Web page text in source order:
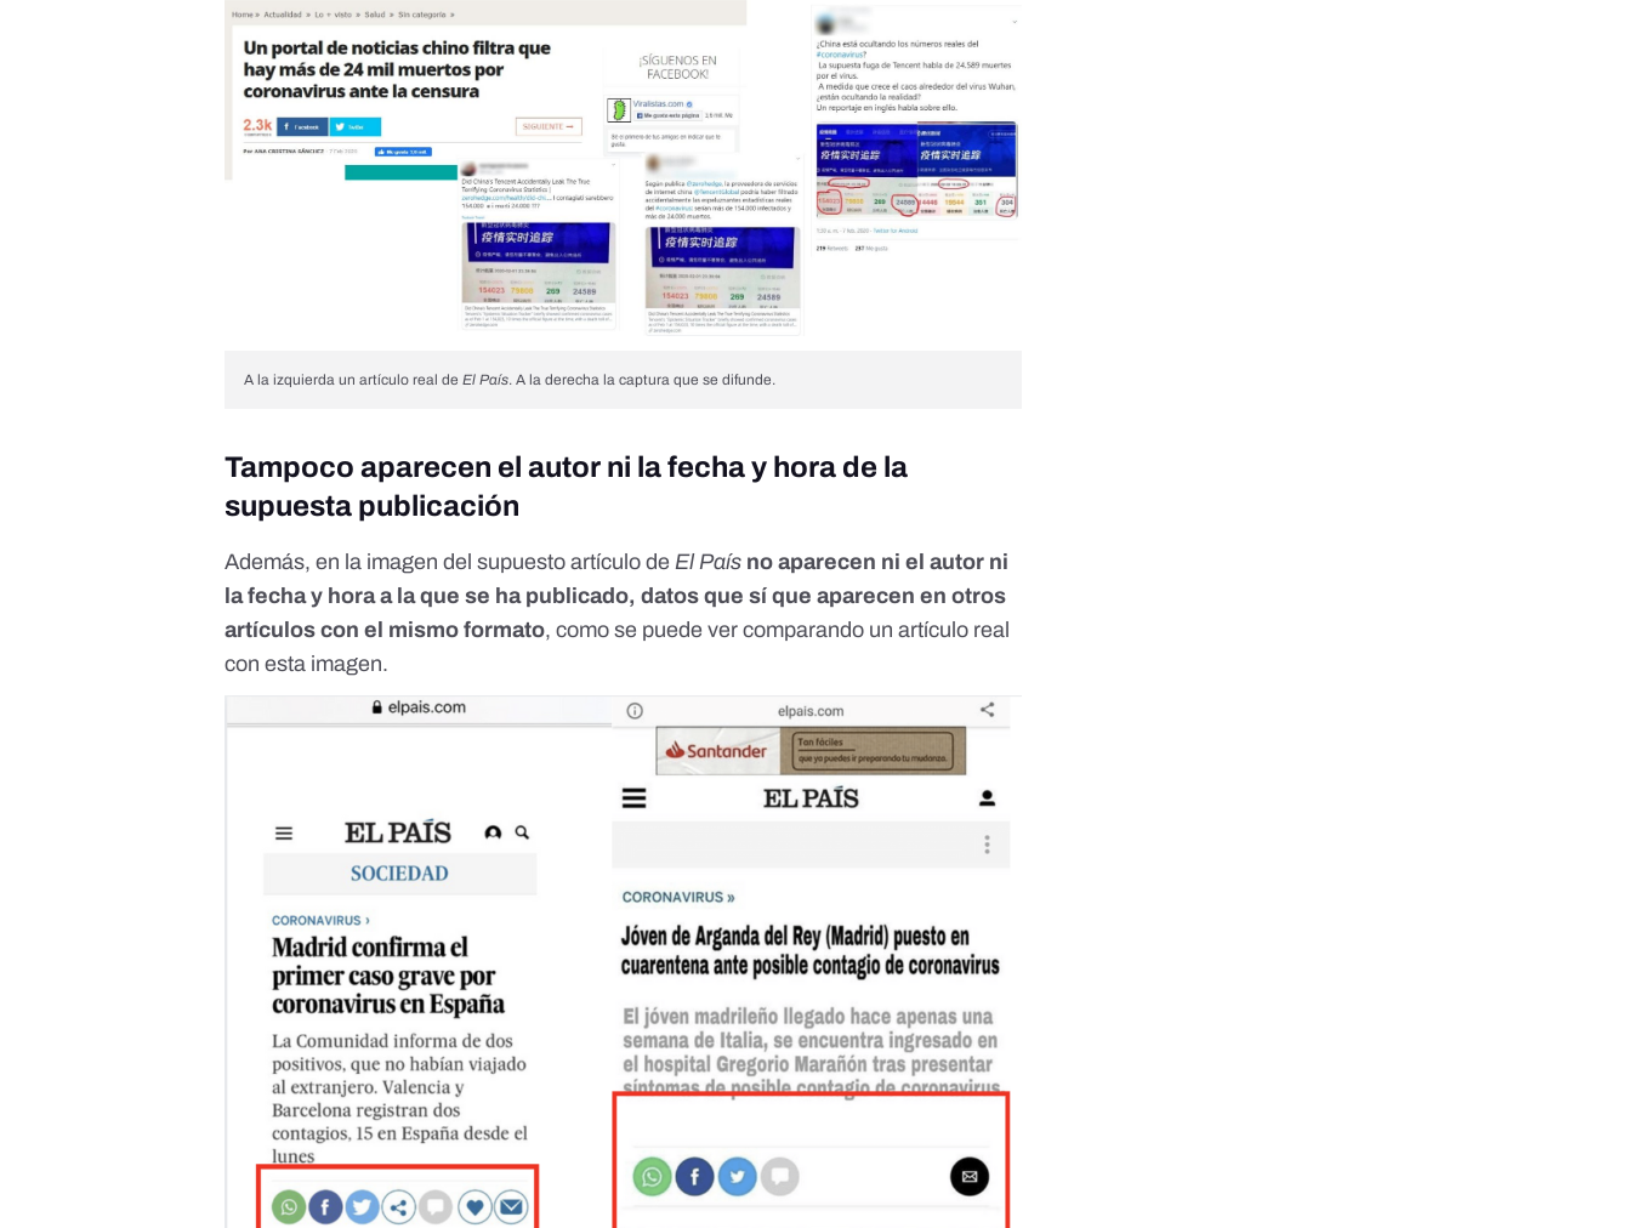
A la izquierda un artículo real deEl País. A la derecha la captura que se difunde.
Tampoco aparecen el autor ni la fecha y hora de la
supuesta publicación
Además, en la imagen del supuesto artículo deEl País no aparecen ni el autor ni
la fecha y hora a la que se ha publicado, datos que sí que aparecen en otros
artículos con el mismo formato, como se puede ver comparando un artículo real
con esta imagen.